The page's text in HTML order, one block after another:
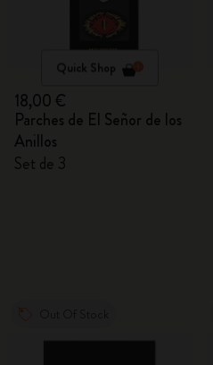
Quick Shop
18,00 €
Parches de El Señor de los
Anillos
Set de 3